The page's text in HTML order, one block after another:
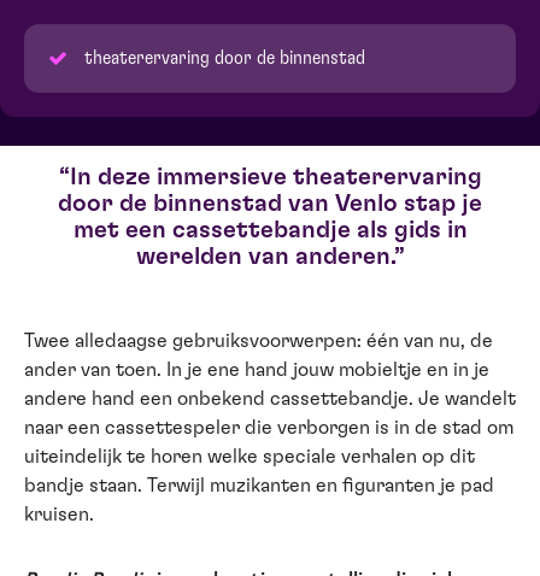
theaterervaring door de binnenstad
In deze immersieve theaterervaring
door de binnenstad van Venlo stap je
met een cassettebandje als gids in
werelden van anderen.
Twee alledaagse gebruiksvoorwerpen: één van nu, de
ander van toen. In je ene hand jouw mobieltje en in je
andere hand een onbekend cassettebandje. Je wandelt
naar een cassettespeler die verborgen is in de stad om
uiteindelijk te horen welke speciale verhalen op dit
bandje staan. Terwijl muzikanten en figuranten je pad
kruisen.